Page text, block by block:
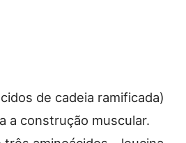
de cadeia ramificada)
a construção muscular.